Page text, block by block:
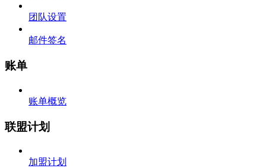
团队设置
邮件签名
账单
账单概览
联盟计划
加盟计划